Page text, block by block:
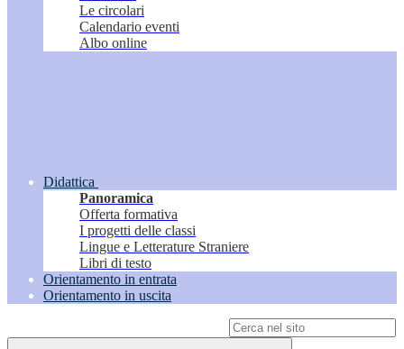
Le circolari
Calendario eventi
Albo online
Didattica
Panoramica
Offerta formativa
I progetti delle classi
Lingue e Letterature Straniere
Libri di testo
Orientamento in entrata
Orientamento in uscita